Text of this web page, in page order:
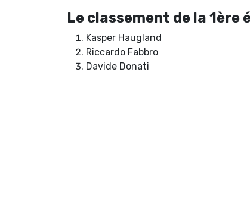
Le classement de la 1ère
Kasper Haugland
Riccardo Fabbro
Davide Donati